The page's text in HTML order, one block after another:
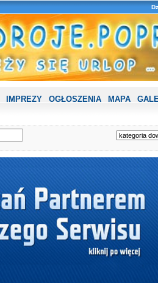
IMPREZY OGŁOSZENIA MAPA